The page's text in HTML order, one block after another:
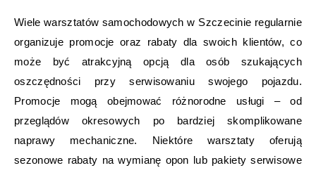
Wiele warsztatów samochodowych w Szczecinie regularnie
organizuje promocje oraz rabaty dla swoich klientów, co
może być atrakcyjną opcją dla osób szukających
oszczędności przy serwisowaniu swojego pojazdu.
Promocje mogą obejmować różnorodne usługi – od
przeglądów okresowych po bardziej skomplikowane
naprawy mechaniczne. Niektóre warsztaty oferują
sezonowe rabaty na wymianę opon lub pakiety serwisowe